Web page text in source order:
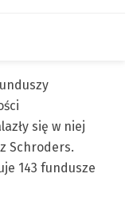
się w niej
Schroders.
143 fundusze